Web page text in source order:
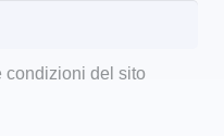
condizioni del sito